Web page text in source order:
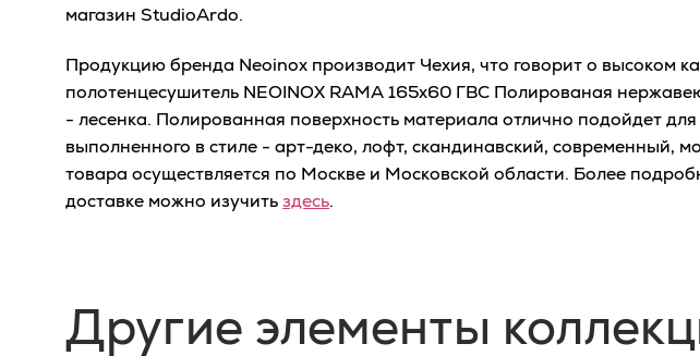
магазин StudioArdo.
Продукцию бренда Neoinox производит Чехия, что говорит о высоком
полотенцесушитель NEOINOX RAMA 165x60 ГВС Полированая
- лесенка. Полированная поверхность материала отлично подойдет
выполненного в стиле - арт-деко, лофт, скандинавский, современный,
товара осуществляется по Москве и Московской области. Более
доставке можно изучитьздесь.
Другие элементы